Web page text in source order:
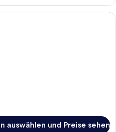
Ein Hotelzimmer mit Bett,
auswählen und Preise sehen